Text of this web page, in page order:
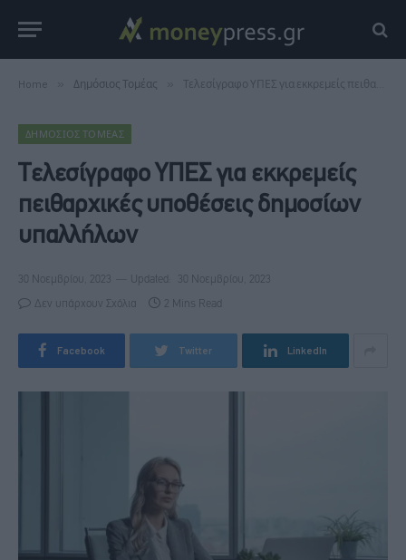
Home Δημόσιος Τομέας Τελεσίγραφο ΥΠΕΣ για εκκρεμείς πειθαρχικές υποθέσεις δημοσίων υπαλλήλων
ΔΗΜΌΣΙΟΣ ΤΟΜΈΑΣ
Τελεσίγραφο ΥΠΕΣ για εκκρεμείς
πειθαρχικές υποθέσεις δημοσίων
υπαλλήλων
30 Νοεμβρίου, 2023 Updated: 30 Νοεμβρίου, 2023
Δεν υπάρχουν Σχόλια 2 Mins Read
Facebook Twitter LinkedIn